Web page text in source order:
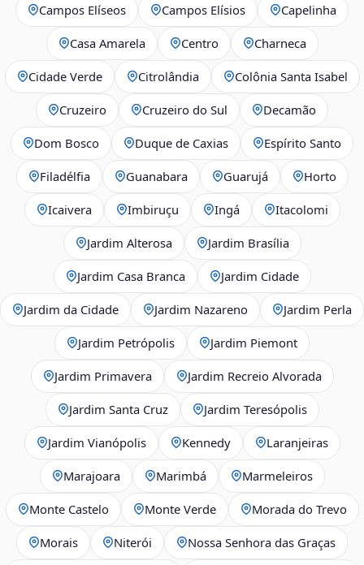
Campos Elíseos Campos Elísios Capelinha
Casa Amarela Centro Charneca
Cidade Verde Citrolândia Colônia Santa Isabel
Cruzeiro Cruzeiro do Sul Decamão
Dom Bosco Duque de Caxias Espírito Santo
Filadélfia Guanabara Guarujá Horto
Icaivera Imbiruçu Ingá Itacolomi
Jardim Alterosa Jardim Brasília
Jardim Casa Branca Jardim Cidade
Jardim da Cidade Jardim Nazareno Jardim Perla
Jardim Petrópolis Jardim Piemont
Jardim Primavera Jardim Recreio Alvorada
Jardim Santa Cruz Jardim Teresópolis
Jardim Vianópolis Kennedy Laranjeiras
Marajoara Marimbá Marmeleiros
Monte Castelo Monte Verde Morada do Trevo
Morais Niterói Nossa Senhora das Graças